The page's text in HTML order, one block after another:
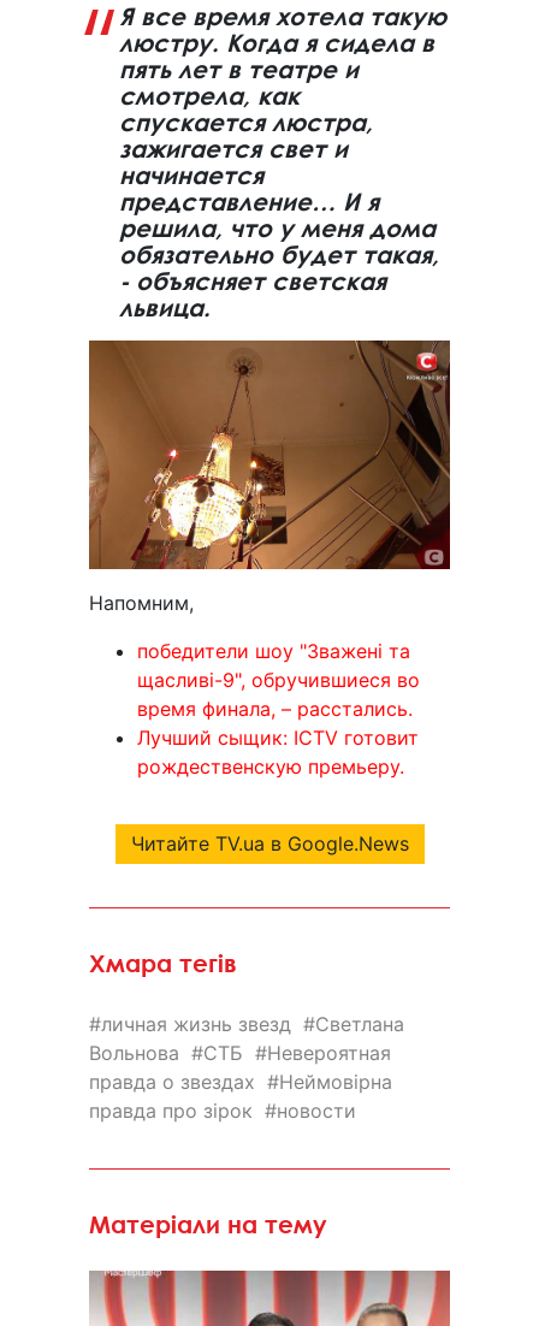
Я все время хотела такую
люстру. Когда я сидела в
пять лет в театре и
смотрела, как
спускается люстра,
зажигается свет и
начинается
представление… И я
решила, что у меня дома
обязательно будет такая,
- объясняет светская
львица.
Напомним,
победители шоу "Зважені та
щасливі-9", обручившиеся во
время финала, – расстались.
Лучший сыщик: ICTV готовит
рождественскую премьеру.
Читайте TV.ua в Google.News
Хмара тегів
личная жизнь звезд
Светлана
Вольнова
СТБ
Невероятная
правда о звездах
Неймовiрна
правда про зiрок
новости
Матеріали на тему